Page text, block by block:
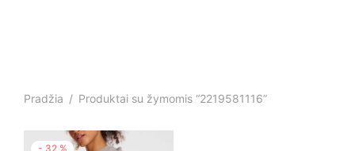
Pradžia / Produktai su žymomis “2219581116”
- 32 %